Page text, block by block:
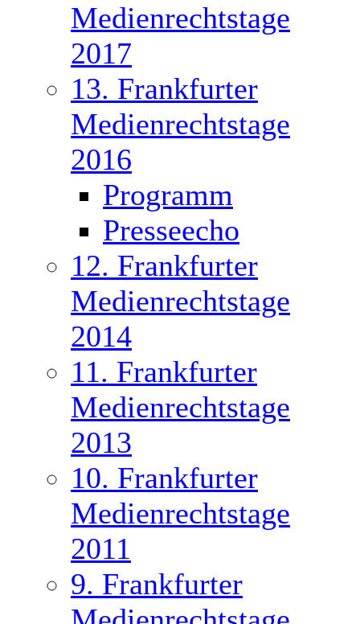
Medienrechtstage
2017
13. Frankfurter
Medienrechtstage
2016
Programm
Presseecho
12. Frankfurter
Medienrechtstage
2014
11. Frankfurter
Medienrechtstage
2013
10. Frankfurter
Medienrechtstage
2011
9. Frankfurter